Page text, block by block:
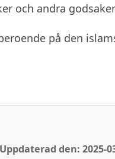
och andra
på den
Uppdaterad den: 2025-